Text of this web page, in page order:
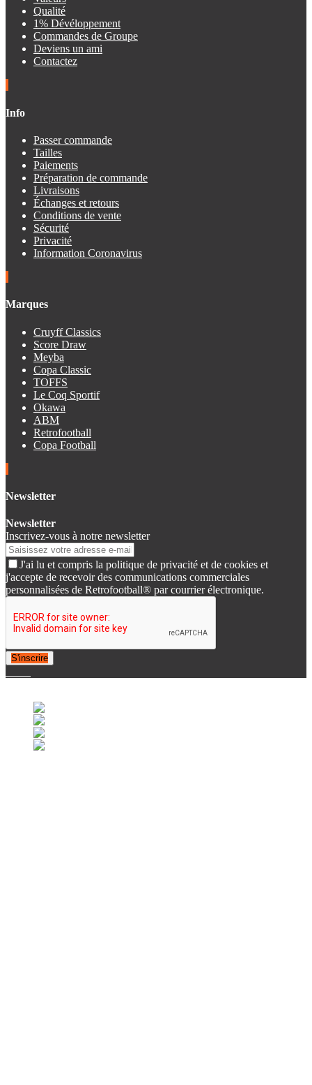
Qualité
1% Dévéloppement
Commandes de Groupe
Deviens un ami
Contactez
Info
Passer commande
Tailles
Paiements
Préparation de commande
Livraisons
Échanges et retours
Conditions de vente
Sécurité
Privacité
Information Coronavirus
Marques
Cruyff Classics
Score Draw
Meyba
Copa Classic
TOFFS
Le Coq Sportif
Okawa
ABM
Retrofootball
Copa Football
Newsletter
Newsletter
Inscrivez-vous à notre newsletter
J'ai lu et compris la politique de privacité et de cookies et
j'accepte de recevoir des communications commerciales
personnalisées de Retrofootball® par courrier électronique.
S'inscrire